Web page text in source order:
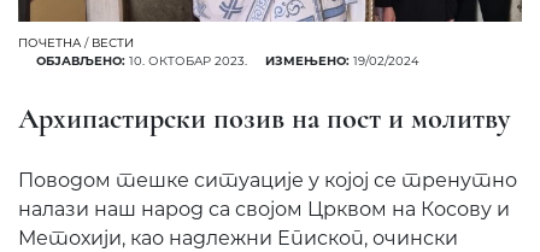
ПОЧЕТНА / ВЕСТИ
ОБЈАВЉЕНО: 10. ОКТОБАР 2023. ИЗМЕЊЕНО: 19/02/2024
Архипастирски позив на пост и молитву
Поводом тешке ситуације у којој се тренутно
налази наш народ са својом Црквом на Косову и
Метохији, као надлежни Епископ, очински